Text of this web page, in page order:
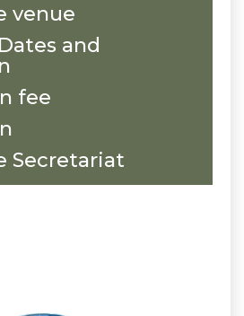
venue
and
fee
Secretariat